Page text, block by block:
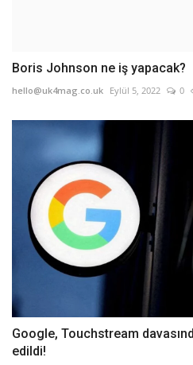
Boris Johnson ne iş yapacak?
hello@uk4mag.co.uk Eylül 5, 2022 0
Google, Touchstream
edildi!